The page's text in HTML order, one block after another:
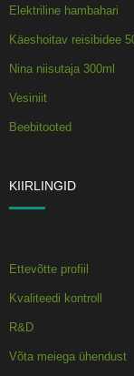
Elektriline hambahari
Käeshoitav reisibidee
Nina niisutaja 300ml
Vesiniit
Beebitooted
KIIRLINGID
Ettevõtte profiil
Kvaliteedi kontroll
R&D
Võta meiega ühendust